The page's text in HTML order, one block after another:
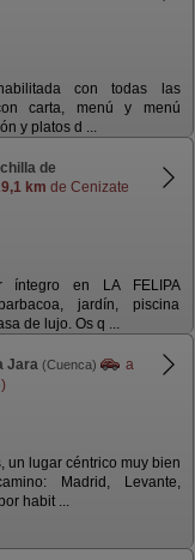
con todas las
carta, menú y menú
y platos d ...
de
km de Cenizate
en LA FELIPA
jardín, piscina
de lujo. Os q ...
Jara (Cuenca)
a
un lugar céntrico muy bien
Madrid, Levante,
habit ...